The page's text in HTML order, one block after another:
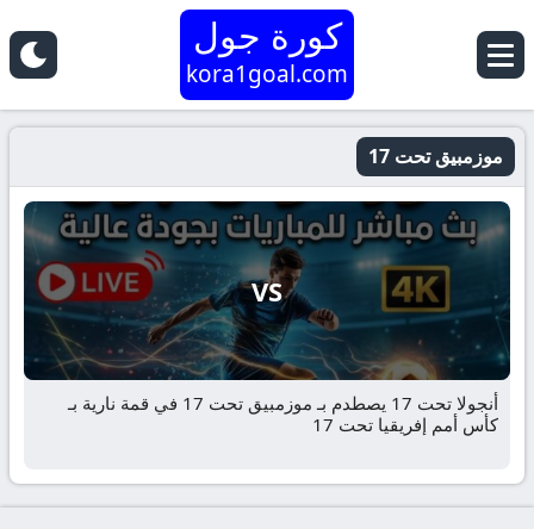
كورة جول
kora1goal.com
موزمبيق تحت 17
VS
أنجولا تحت 17 يصطدم بـ موزمبيق تحت 17 في قمة نارية بـ
كأس أمم إفريقيا تحت 17